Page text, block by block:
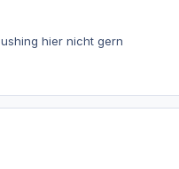
hier nicht gern